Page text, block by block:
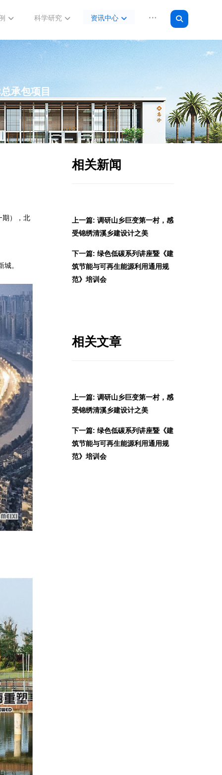
科学研究 资讯中心
承包项目
期），北
。
相关新闻
上一篇: 调研山乡巨变第一村，感
受锦绣清溪乡建设计之美
下一篇: 绿色低碳系列讲座暨《建
筑节能与可再生能源利用通用规
范》培训会
相关文章
上一篇: 调研山乡巨变第一村，感
受锦绣清溪乡建设计之美
下一篇: 绿色低碳系列讲座暨《建
筑节能与可再生能源利用通用规
范》培训会